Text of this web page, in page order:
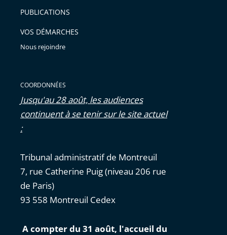
avant
PUBLICATIONS
VOS DÉMARCHES
Nous rejoindre
COORDONNÉES
Jusqu'au 28 août, les audiences
continuent à se tenir sur le site actuel
:
Tribunal administratif de Montreuil
7, rue Catherine Puig (niveau 206 rue
de Paris)
93 558 Montreuil Cedex
A compter du 31 août, l'accueil du